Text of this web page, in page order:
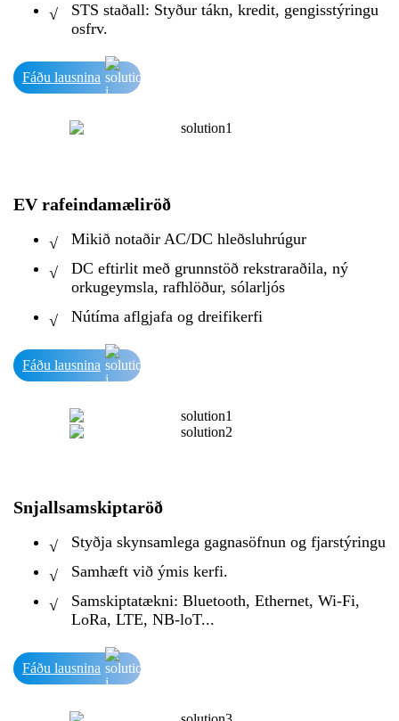
√
STS staðall: Styður tákn, kredit, gengisstýringu
osfrv.
Fáðu lausnina
EV rafeindamæliröð
√
Mikið notaðir AC/DC hleðsluhrúgur
√
DC eftirlit með grunnstöð rekstraraðila, ný
orkugeymsla, rafhlöður, sólarljós
√
Nútíma aflgjafa og dreifikerfi
Fáðu lausnina
Snjallsamskiptaröð
√
Styðja skynsamlega gagnasöfnun og fjarstýringu
√
Samhæft við ýmis kerfi.
√
Samskiptatækni: Bluetooth, Ethernet, Wi-Fi,
LoRa, LTE, NB-loT...
Fáðu lausnina